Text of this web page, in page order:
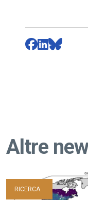
Altre
RICERCA